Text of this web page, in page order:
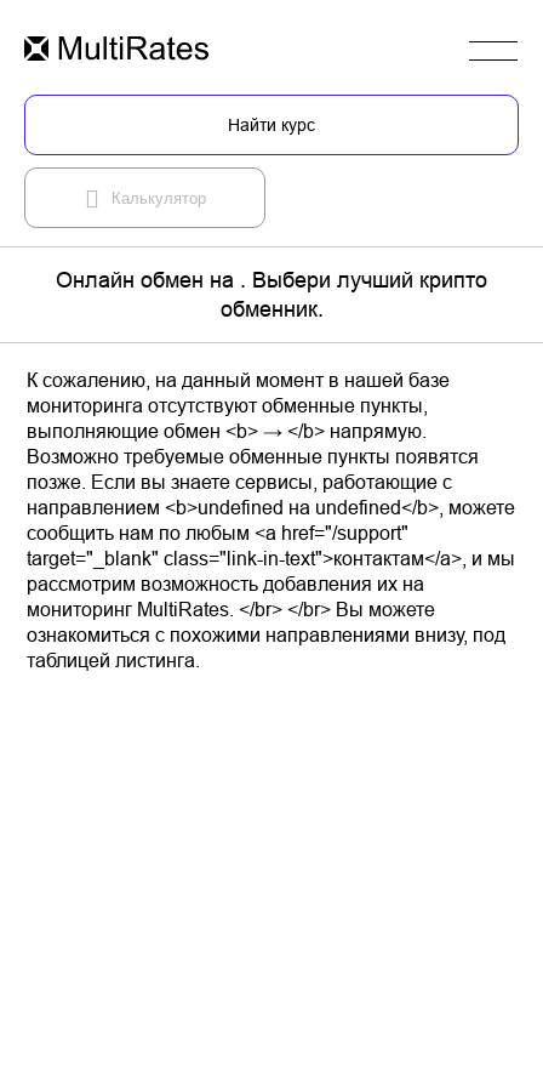
Найти курс
Калькулятор
Онлайн обмен на . Выбери лучший крипто
обменник.
К сожалению, на данный момент в нашей базе
мониторинга отсутствуют обменные пункты,
выполняющие обмен <b> → </b> напрямую.
Возможно требуемые обменные пункты появятся
позже. Если вы знаете сервисы, работающие с
направлением <b>undefined на undefined</b>, можете
сообщить нам по любым <a href="/support"
target="_blank" class="link-in-text">контактам</a>, и мы
рассмотрим возможность добавления их на
мониторинг MultiRates. </br> </br> Вы можете
ознакомиться с похожими направлениями внизу, под
таблицей листинга.